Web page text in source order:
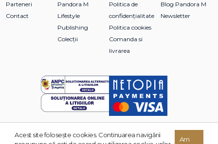
Parteneri
Contact
Pandora M
Lifestyle
Publishing
Colecții
Politica de
confidențialitate
Politica cookies
Comanda si
livrarea
Blog Pandora M
Newsletter
© 2026 Grupul Editorial TREI. Toate drepturile rezervate.
Acest site foloseşte cookies. Continuarea navigării
Am